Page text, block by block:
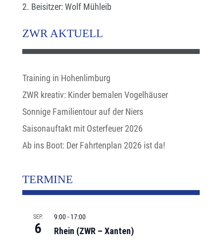
2. Beisitzer: Wolf Mühleib
ZWR AKTUELL
Training in Hohenlimburg
ZWR kreativ: Kinder bemalen Vogelhäuser
Sonnige Familientour auf der Niers
Saisonauftakt mit Osterfeuer 2026
Ab ins Boot: Der Fahrtenplan 2026 ist da!
TERMINE
SEP.
6
9:00-17:00
Rhein (ZWR – Xanten)